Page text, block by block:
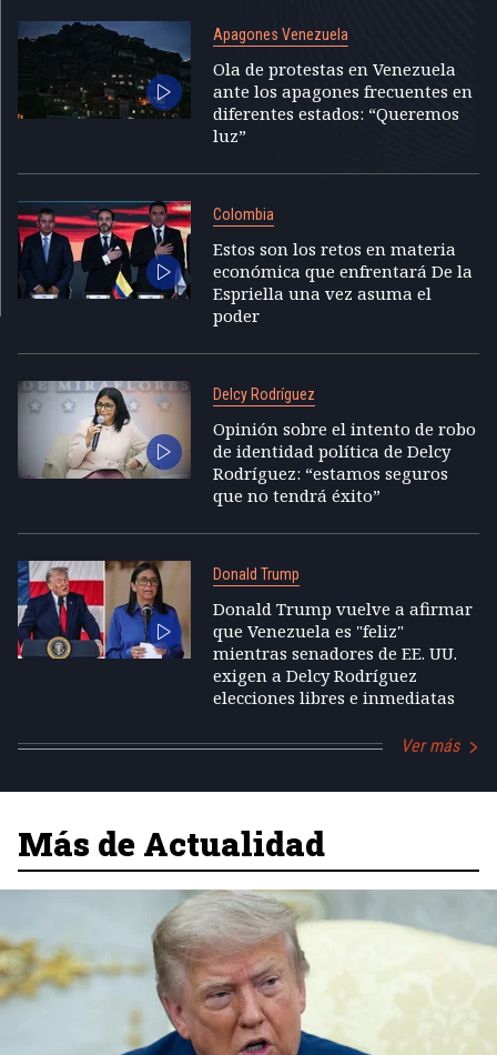
Apagones Venezuela
Ola de protestas en Venezuela
ante los apagones frecuentes en
diferentes estados: “Queremos
luz”
Colombia
Estos son los retos en materia
económica que enfrentará De la
Espriella una vez asuma el
poder
Delcy Rodríguez
Opinión sobre el intento de robo
de identidad política de Delcy
Rodríguez: “estamos seguros
que no tendrá éxito”
Donald Trump
Donald Trump vuelve a afirmar
que Venezuela es "feliz"
mientras senadores de EE. UU.
exigen a Delcy Rodríguez
elecciones libres e inmediatas
Ver más
Más de Actualidad